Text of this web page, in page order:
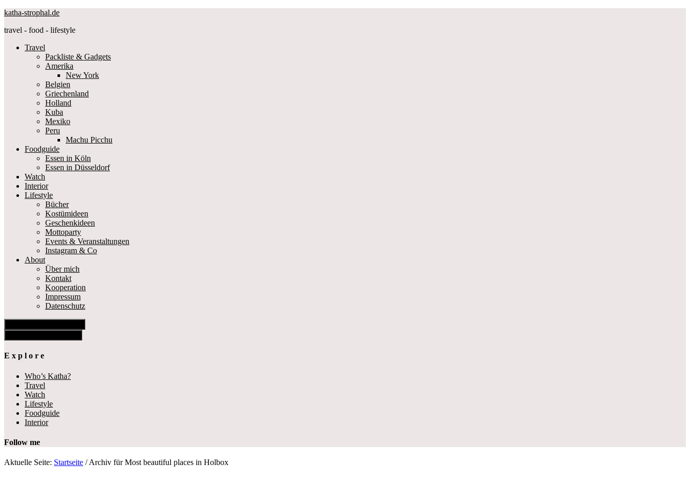
katha-strophal.de
travel - food - lifestyle
Travel
Packliste & Gadgets
Amerika
New York
Belgien
Griechenland
Holland
Kuba
Mexiko
Peru
Machu Picchu
Foodguide
Essen in Köln
Essen in Düsseldorf
Watch
Interior
Lifestyle
Bücher
Kostümideen
Geschenkideen
Mottoparty
Events & Veranstaltungen
Instagram & Co
About
Über mich
Kontakt
Kooperation
Impressum
Datenschutz
E x p l o r e
Who’s Katha?
Travel
Watch
Lifestyle
Foodguide
Interior
Follow me
Aktuelle Seite: Startseite /Archiv für Most beautiful places in Holbox